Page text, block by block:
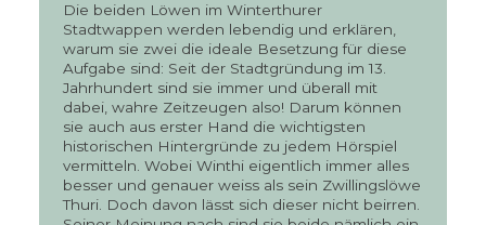
Die beiden Löwen im Winterthurer
Stadtwappen werden lebendig und erklären,
warum sie zwei die ideale Besetzung für diese
Aufgabe sind: Seit der Stadtgründung im 13.
Jahrhundert sind sie immer und überall mit
dabei, wahre Zeitzeugen also! Darum können
sie auch aus erster Hand die wichtigsten
historischen Hintergründe zu jedem Hörspiel
vermitteln. Wobei Winthi eigentlich immer alles
besser und genauer weiss als sein Zwillingslöwe
Thuri. Doch davon lässt sich dieser nicht beirren.